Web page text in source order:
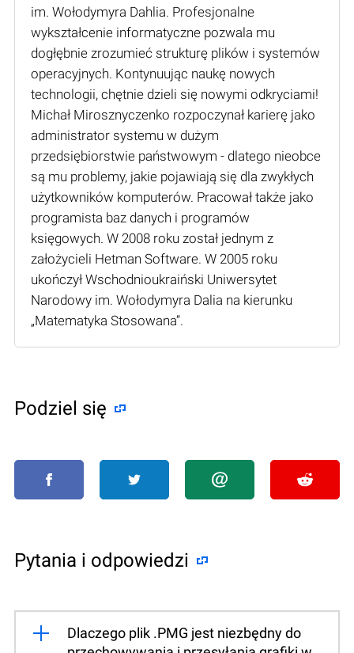
im. Wołodymyra Dahlia. Profesjonalne
wykształcenie informatyczne pozwala mu
dogłębnie zrozumieć strukturę plików i systemów
operacyjnych. Kontynuując naukę nowych
technologii, chętnie dzieli się nowymi odkryciami!
Michał Mirosznyczenko rozpoczynał karierę jako
administrator systemu w dużym
przedsiębiorstwie państwowym - dlatego nieobce
są mu problemy, jakie pojawiają się dla zwykłych
użytkowników komputerów. Pracował także jako
programista baz danych i programów
księgowych. W 2008 roku został jednym z
założycieli Hetman Software. W 2005 roku
ukończył Wschodnioukraiński Uniwersytet
Narodowy im. Wołodymyra Dalia na kierunku
„Matematyka Stosowana”.
Podziel się
Pytania i odpowiedzi
Dlaczego plik .PMG jest niezbędny do